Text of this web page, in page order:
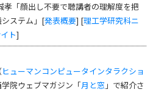
孝「顔出し不要で聴講者の理解度を把
ステム」[発表概要] [理工学研究科ニ
ト]
ヒューマンコンピュータインタラクショ
院ウェブマガジン「月と窓 」で紹介さ